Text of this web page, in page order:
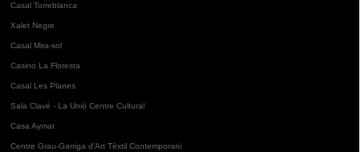
Casal Torreblanca
Xalet Negre
Casal Mira-sol
Casino La Floresta
Casal Les Planes
Sala Clavé - La Unió Centre Cultural
Casa Aymat
Centre Grau-Garriga d'Art Tèxtil Contemporani